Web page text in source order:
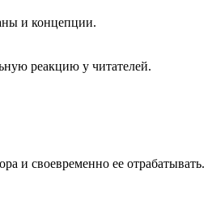
и концепции.
реакцию у читателей.
и своевременно ее отрабатывать.